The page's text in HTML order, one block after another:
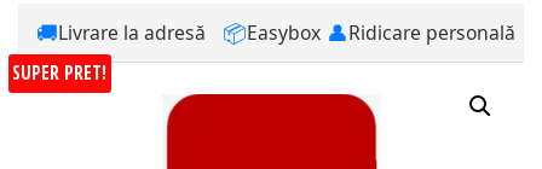
🚚Livrare la adresă 📦Easybox 👤Ridicare personală
SUPER PRET!